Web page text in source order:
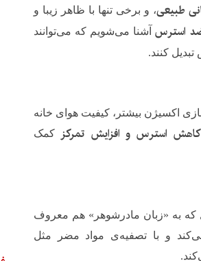
طبیعی، و برخی تنها با ظاهر زیبا و
استرسآشنا می‌شویم که می‌توانند
کنند.
اکسیژن بیشتر، کیفیت هوای خانه
کاهش استرس و افزایش تمرکز کمک
که به «زبان مادرشوهر» هم معروف
و با تصفیه‌ی مواد مضر مثل